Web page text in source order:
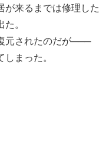
が来るまでは修理した
。
元されたのだが───
まった。